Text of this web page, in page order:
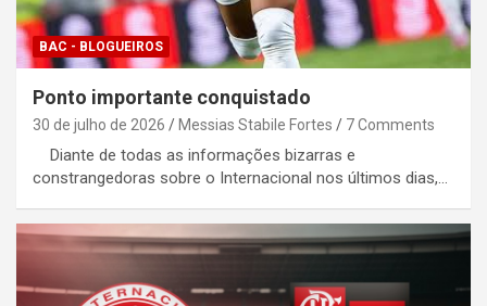
BAC - BLOGUEIROS
Ponto importante conquistado
30 de julho de 2026 Messias Stabile Fortes 7 Comments
Diante de todas as informações bizarras e
constrangedoras sobre o Internacional nos últimos dias,…